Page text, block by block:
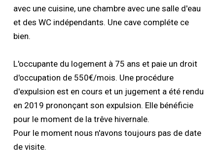
avec une cuisine, une chambre avec une salle d'eau
et des WC indépendants. Une cave compléte ce
bien.
L'occupante du logement à 75 ans et paie un droit
d'occupation de 550€/mois. Une procédure
d'expulsion est en cours et un jugement a été rendu
en 2019 prononçant son expulsion. Elle bénéficie
pour le moment de la trêve hivernale.
Pour le moment nous n'avons toujours pas de date
de visite.